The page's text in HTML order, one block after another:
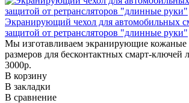
Экранирующий чехол для автомобильных
защитой от ретрансляторов "длинные руки"
Мы изготавливаем экранирующие кожаные
размеров для бесконтактных смарт-ключей
3000р.
В корзину
В закладки
В сравнение